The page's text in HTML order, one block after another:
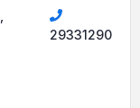
29331290